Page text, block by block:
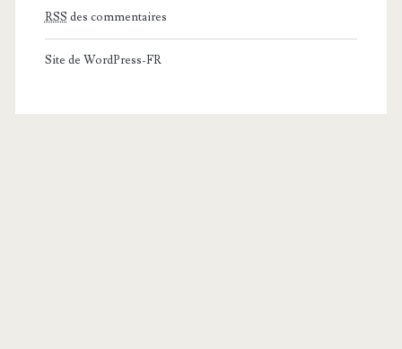
RSS des commentaires
Site de WordPress-FR